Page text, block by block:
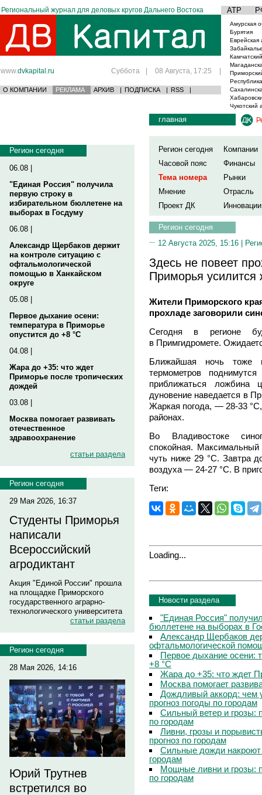
Региональный журнал для деловых кругов Дальнего Востока АТР
www.dvkapital.ru Суббота | 08 Августа, 17:25 |
О КОМПАНИИ РЕКЛАМА АРХИВ | ПОДПИСКА | RSS |
Амурская
Бурятия
Еврейская
Чукотский
Регион сегодня
06.08 |
"Единая Россия" получила
первую строку в
избирательном бюллетене на
выборах в Госдуму
06.08 |
Александр Щербаков держит
на контроле ситуацию с
офтальмологической
помощью в Ханкайском
округе
05.08 |
Первое дыхание осени:
температура в Приморье
опустится до +8 °C
04.08 |
Жара до +35: что ждет
Приморье после тропических
дождей
03.08 |
Москва помогает развивать
отечественное
здравоохранение
статьи раздела
Регион сегодня
29 Мая 2026, 16:37
Студенты Приморья
написали
Всероссийский
агродиктант
Акция "Единой России" прошла
на площадке Приморского
государственного аграрно-
технологического университета
статьи раздела
Регион сегодня
28 Мая 2026, 14:16
Юрий Трутнев
встретился во
главная
Регион сегодня
Компании
Часовой пояс
Финансы
Тема номера
Рынки
Мнение
Отрасль
Проект ДК
Инновации
Регион сегодня
12 Августа 2025, 15:16 |
Здесь не повеет
Приморья усилится
Жители Приморского
прохладе заговорили
Сегодня в регионе
в Примгидромете.
Ближайшая ночь тоже
термометров
приближаться
дуновение наведается в
Жаркая погода, — 28-33
районах.
Во Владивостоке
спокойная.
чуть ниже 29 °C. Завтра
воздуха — 24-27 °C. В
Теги:
Loading...
Новости раздела
"Единая Россия"
бюллетене на выборах в
Александр Щербаков
офтальмологической
Первое дыхание осени:
+8 °C
Жара до +35: что ждет
Москва помогает
Дождливый аккорд: чем
прогноз погоды по городам
Сильный ветер и грозы:
по городам
Ливни, грозы и
прогноз по городам
Сильные дожди
городам
Мощные ливни и грозы:
по городам